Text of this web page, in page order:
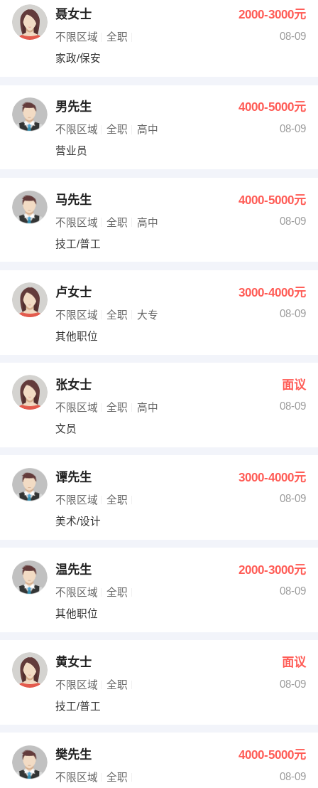
聂女士 2000-3000元
不限区域 全职
08-09
家政/保安
男先生 4000-5000元
不限区域 全职 高中
08-09
营业员
马先生 4000-5000元
不限区域 全职 高中
08-09
技工/普工
卢女士 3000-4000元
不限区域 全职 大专
08-09
其他职位
张女士 面议
不限区域 全职 高中
08-09
文员
谭先生 3000-4000元
不限区域 全职
08-09
美术/设计
温先生 2000-3000元
不限区域 全职
08-09
其他职位
黄女士 面议
不限区域 全职
08-09
技工/普工
樊先生 4000-5000元
不限区域 全职 08-09